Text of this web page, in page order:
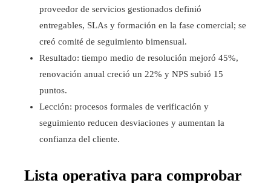
proveedor de servicios gestionados definió
entregables, SLAs y formación en la fase comercial; se
creó comité de seguimiento bimensual.
Resultado: tiempo medio de resolución mejoró 45%,
renovación anual creció un 22% y NPS subió 15
puntos.
Lección: procesos formales de verificación y
seguimiento reducen desviaciones y aumentan la
confianza del cliente.
Lista operativa para comprobar